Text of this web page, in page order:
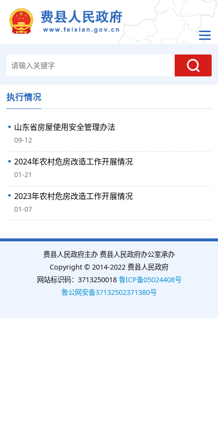
执行情况
山东省房屋使用安全管理办法
09-12
2024年农村危房改造工作开展情况
01-21
2023年农村危房改造工作开展情况
01-07
费县人民政府主办 费县人民政府办公室承办
Copyright © 2014-2022 费县人民政府
网站标识码：3713250018 鲁ICP备05024408号
鲁公网安备37132502371380号